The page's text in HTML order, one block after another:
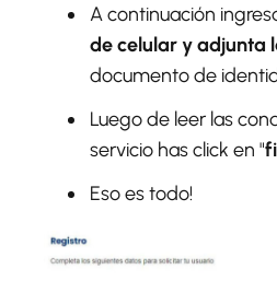
A continuación
de celular y adjunta
documento de
Luego de leer las
servicio has click en "
Eso es todo!